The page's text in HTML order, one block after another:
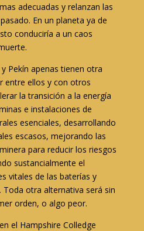
adecuadas y relanzan las
En un planeta ya de
conduciría a un caos
Pekín apenas tienen otra
entre ellos y con otros
la transición a la energía
e instalaciones de
esenciales, desarrollando
escasos, mejorando las
para reducir los riesgos
sustancialmente el
vitales de las baterías y
otra alternativa será sin
orden, o algo peor.
el Hampshire Colledge